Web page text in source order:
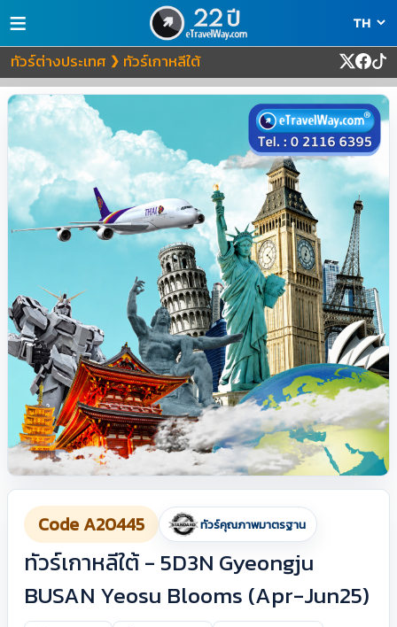
≡
ทัวร์ต่างประเทศ ❯ ทัวร์เกาหลีใต้
Code A20445 ทัวร์คุณภาพมาตรฐาน
ทัวร์เกาหลีใต้ - 5D3N Gyeongju
BUSAN Yeosu Blooms (Apr-Jun25)